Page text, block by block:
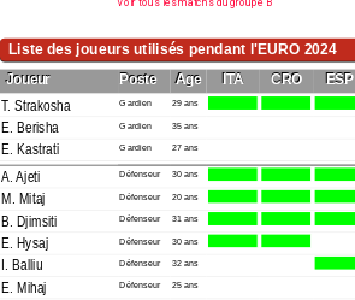
Voir tous les matchs du groupe B
Liste des joueurs utilisés pendant l'EURO 2024
Joueur Poste Age ITA CRO ESP
T. Strakosha Gardien 29 ans
E. Berisha Gardien 35 ans
E. Kastrati Gardien 27 ans
A. Ajeti Défenseur 30 ans
M. Mitaj Défenseur 20 ans
B. Djimsiti Défenseur 31 ans
E. Hysaj Défenseur 30 ans
I. Balliu Défenseur 32 ans
E. Mihaj Défenseur 25 ans